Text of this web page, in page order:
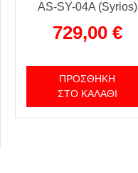
AS-SY-04A (Syrios)
729,00 €
ΠΡΟΣΘΉΚΗ
ΣΤΟ ΚΑΛΆΘΙ